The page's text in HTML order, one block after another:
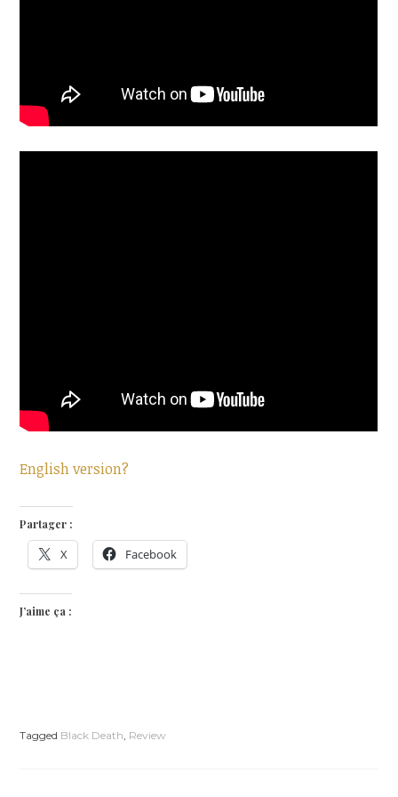
English version?
Partager :
X Facebook
J’aime ça :
Tagged Black Death Review